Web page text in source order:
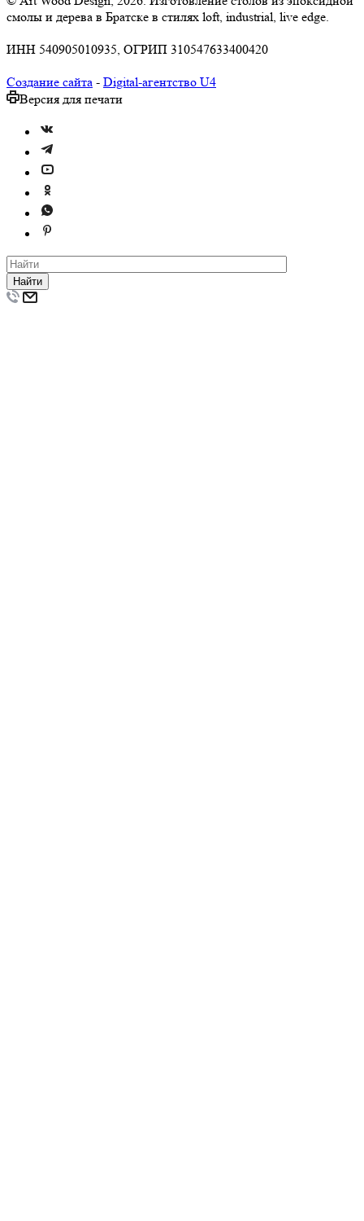
смолы и дерева в Братске в стилях loft, industrial, live edge.
ИНН 540905010935, ОГРИП 310547633400420
Создание сайта - Digital-агентство U4
Версия для печати
Найти